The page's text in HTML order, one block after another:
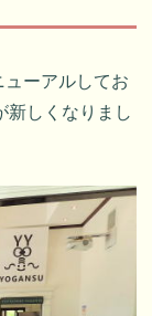
ーアルしてお
新しくなりまし